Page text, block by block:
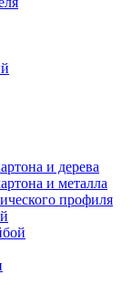
и дерева
и металла
профиля